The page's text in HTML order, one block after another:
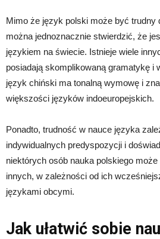
Mimo że język polski może być trudny
można jednoznacznie stwierdzić, że
językiem na świecie. Istnieje wiele
posiadają skomplikowaną gramatykę i
język chiński ma tonalną wymowę i
większości języków indoeuropejskich.
Ponadto, trudność w nauce języka
indywidualnych predyspozycji i
niektórych osób nauka polskiego może
innych, w zależności od ich
językami obcymi.
Jak ułatwić sobie